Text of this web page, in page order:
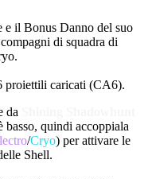
e il Bonus Danno del suo
di squadra di
.
proiettili caricati (CA6).
da
basso, quindi accoppiala
/Cryo) per attivare le
Shell.